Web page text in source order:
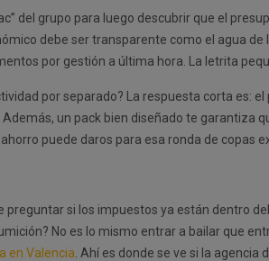
del grupo para luego descubrir que el
debe ser transparente como el agua
por gestión a última hora. La letrita
por separado? La respuesta corta es:
un pack bien diseñado te garantiza
puede daros para esa ronda de copas
preguntar si los impuestos ya están dentro
No es lo mismo entrar a bailar que
en Valencia . Ahí es donde se ve si la